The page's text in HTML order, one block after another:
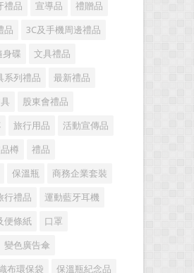
禮品 宣導品 禮贈品
品 3C及手機周邊禮品
身碟 文具禮品
系列禮品 最新禮品
股東會禮品
旅行用品 活動宣傳品
樽 禮品
保溫瓶 商務企業套裝
行禮品 運動藍牙耳機
便條紙 口罩
變色廣告傘
布環保袋 保溫瓶紀念品